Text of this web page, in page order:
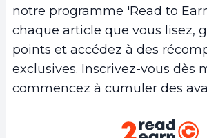
notre programme 'Read to
chaque article que vous lisez,
points et accédez à des
exclusives. Inscrivez-vous dès
commencez à cumuler des